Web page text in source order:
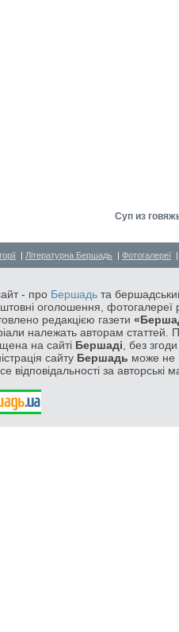
Суп из
| Літературна Бершадь | Фотогалереї
- про Бершадь та
оголошення, фотогалереї
редакцією газети
належать авторам статтей.
на сайті Бершаді , без
сайту Бершадь може не
відповідальності за авторські